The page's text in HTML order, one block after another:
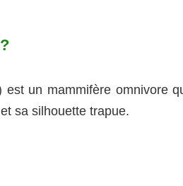
est un mammifère omnivore
sa silhouette trapue.